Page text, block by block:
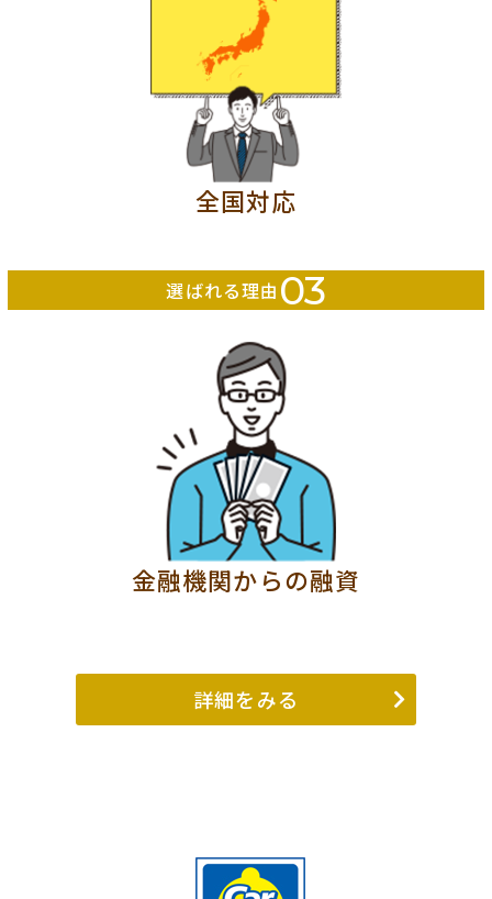
全国対応
選ばれる理由 03
金融機関からの融資
詳細をみる